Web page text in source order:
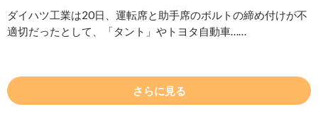
ダイハツ工業は20日、運転席と助手席のボルトの締め付けが不
適切だったとして、「タント」やトヨタ自動車……
さらに見る